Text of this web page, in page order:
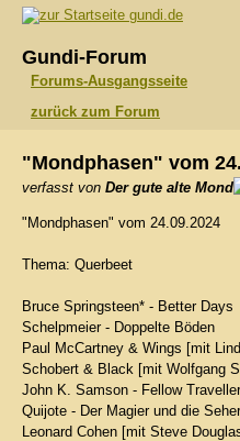
gundi.de
Gundi-Forum
Forums-Ausgangsseite
zurück zum Forum
"Mondphasen" vom
verfasst von Der gute alte Mond
"Mondphasen" vom 24.09.2024
Thema: Querbeet
Bruce Springsteen* - Better Days
Schelpmeier - Doppelte Böden
Paul McCartney & Wings [mit
Schobert & Black [mit Wolfgang
John K. Samson - Fellow Traveller
Quijote - Der Magier und die
Leonard Cohen [mit Steve